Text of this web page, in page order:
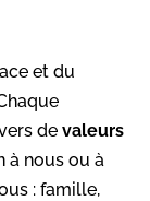
et du
de valeurs
à nous ou à
: famille,